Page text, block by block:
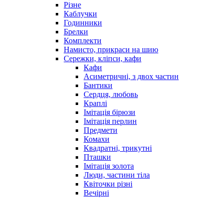
Різне
Каблучки
Годинники
Брелки
Комплекти
Намисто, прикраси на шию
Сережки, кліпси, кафи
Кафи
Асиметричні, з двох частин
Бантики
Сердця, любовь
Краплі
Імітація бірюзи
Імітація перлин
Предмети
Комахи
Квадратні, трикутні
Пташки
Імітація золота
Люди, частини тіла
Квіточки різні
Вечірні